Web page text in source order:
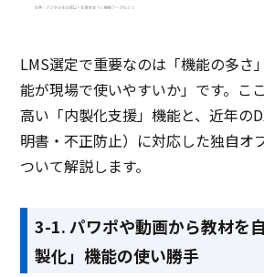
LMS選定で重要なのは「機能の多さ
能が現場で使いやすいか」です。こ
高い「内製化支援」機能と、近年の
明書・不正防止）に対応した独自オ
ついて解説します。
3-1. パワポや動画から教材を
製化」機能の使い勝手